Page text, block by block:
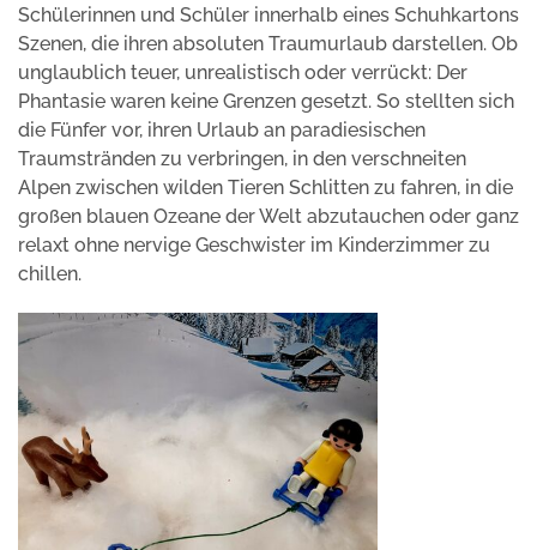
Schülerinnen und Schüler innerhalb eines Schuhkartons
Szenen, die ihren absoluten Traumurlaub darstellen. Ob
unglaublich teuer, unrealistisch oder verrückt: Der
Phantasie waren keine Grenzen gesetzt. So stellten sich
die Fünfer vor, ihren Urlaub an paradiesischen
Traumstränden zu verbringen, in den verschneiten
Alpen zwischen wilden Tieren Schlitten zu fahren, in die
großen blauen Ozeane der Welt abzutauchen oder ganz
relaxt ohne nervige Geschwister im Kinderzimmer zu
chillen.